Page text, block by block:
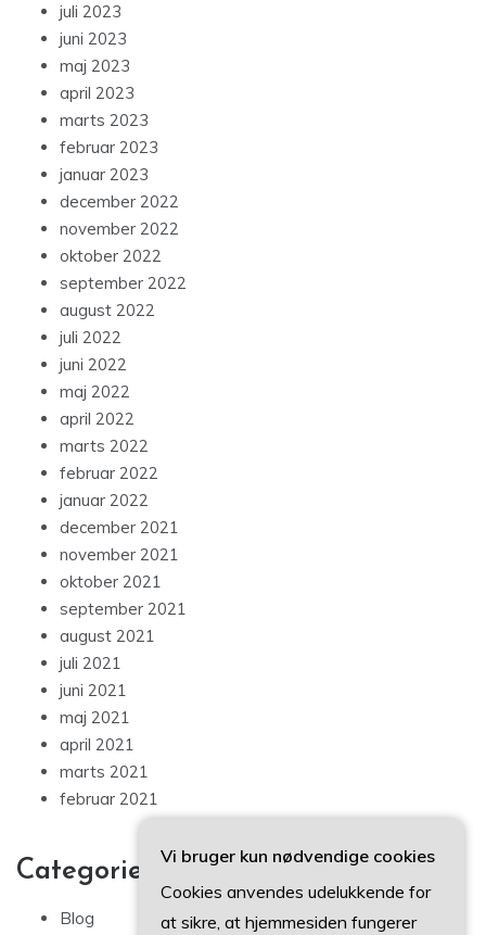
juli 2023
juni 2023
maj 2023
april 2023
marts 2023
februar 2023
januar 2023
december 2022
november 2022
oktober 2022
september 2022
august 2022
juli 2022
juni 2022
maj 2022
april 2022
marts 2022
februar 2022
januar 2022
december 2021
november 2021
oktober 2021
september 2021
august 2021
juli 2021
juni 2021
maj 2021
april 2021
marts 2021
februar 2021
Categories
Blog
Vi bruger kun nødvendige cookies
Cookies anvendes udelukkende for
at sikre, at hjemmesiden fungerer